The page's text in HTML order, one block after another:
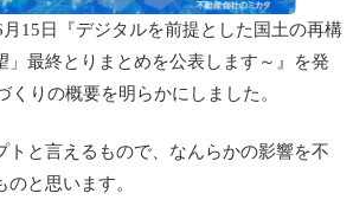
15日『デジタルを前提とした国土の再構
」最終とりまとめを公表します～』を発
くりの概要を明らかにしました。
トと言えるもので、なんらかの影響を不
と思います。